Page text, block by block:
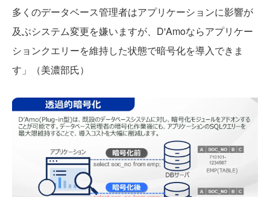
多くのデータベース管理者はアプリケーションに影響が
及ぶシステム変更を嫌いますが、D'Amoならアプリケー
ションクエリーを維持した状態で暗号化を導入できま
す」（美濃部氏）